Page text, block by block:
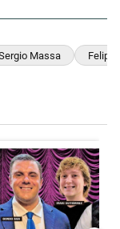
Massa Felipe
Jorge Messi, el
de tendencia con